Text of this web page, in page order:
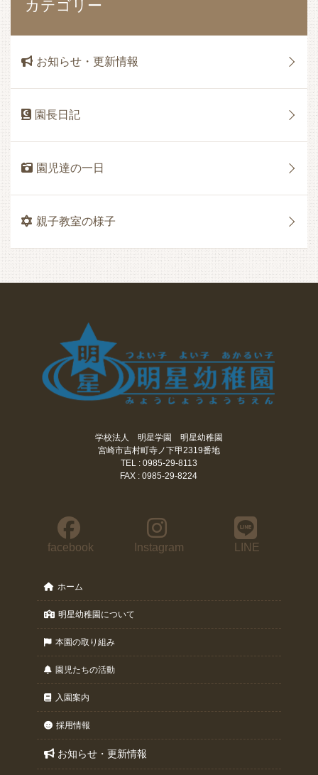
カテゴリー
お知らせ・更新情報
園長日記
園児達の一日
親子教室の様子
学校法人 明星学園 明星幼稚園
宮崎市吉村町寺ノ下甲2319番地
TEL : 0985-29-8113
FAX : 0985-29-8224
facebook Instagram LINE
ホーム
明星幼稚園について
本園の取り組み
園児たちの活動
入園案内
採用情報
お知らせ・更新情報